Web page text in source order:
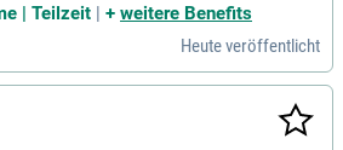
| Teilzeit
+ weitere Benefits
Heute veröffentlicht